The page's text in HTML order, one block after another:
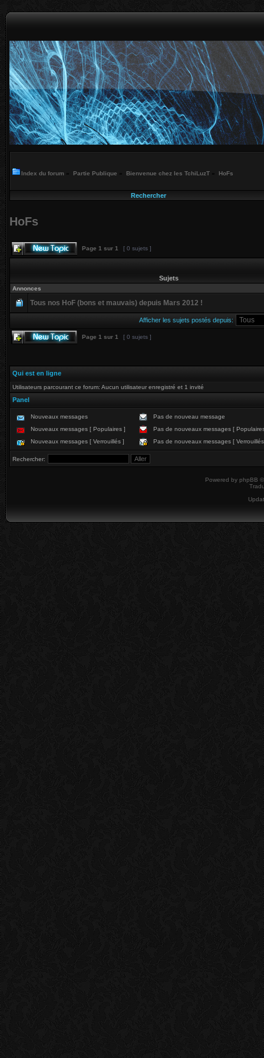
Index du forum » Partie Publique » Bienvenue chez les TchiLuzT » HoFs
Rechercher
HoFs
Page 1 sur 1 [ 0 sujets ]
Sujets
Annonces
Tous nos HoF (bons et mauvais) depuis Mars 2012 !
Afficher les sujets postés depuis:
Page 1 sur 1 [ 0 sujets ]
Qui est en ligne
Utilisateurs parcourant ce forum: Aucun utilisateur enregistré et 1 invité
Panel
Nouveaux messages
Pas de nouveau message
Nouveaux messages [ Populaires ]
Pas de nouveaux messages [
Nouveaux messages [ Verrouillés ]
Pas de nouveaux messages [
Rechercher:
Powered by phpBB